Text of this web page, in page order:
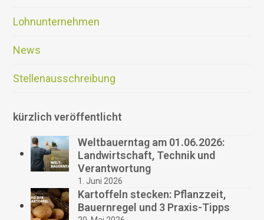
Lohnunternehmen
News
Stellenausschreibung
kürzlich veröffentlicht
Weltbauerntag am 01.06.2026:
Landwirtschaft, Technik und
Verantwortung
1. Juni 2026
Kartoffeln stecken: Pflanzzeit,
Bauernregel und 3 Praxis-Tipps